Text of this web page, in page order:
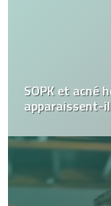
SOPK et acné
apparaissent-